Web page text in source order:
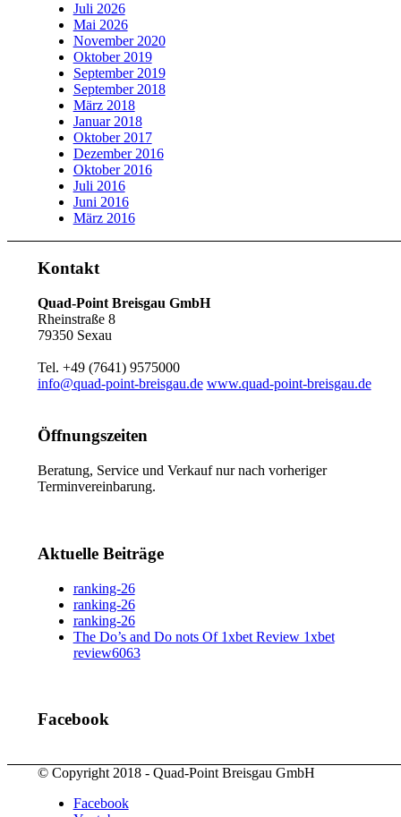
Juli 2026
Mai 2026
November 2020
Oktober 2019
September 2019
September 2018
März 2018
Januar 2018
Oktober 2017
Dezember 2016
Oktober 2016
Juli 2016
Juni 2016
März 2016
Kontakt
Quad-Point Breisgau GmbH
Rheinstraße 8
79350 Sexau
Tel. +49 (7641) 9575000
info@quad-point-breisgau.de www.quad-point-breisgau.de
Öffnungszeiten
Beratung, Service und Verkauf nur nach vorheriger
Terminvereinbarung.
Aktuelle Beiträge
ranking-26
ranking-26
ranking-26
The Do’s and Do nots Of 1xbet Review 1xbet
review6063
Facebook
© Copyright 2018 - Quad-Point Breisgau GmbH
Facebook